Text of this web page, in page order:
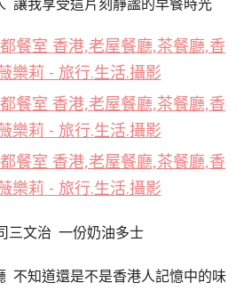
三文治 一份奶油多士
不知道還是不是香港人記憶中的味